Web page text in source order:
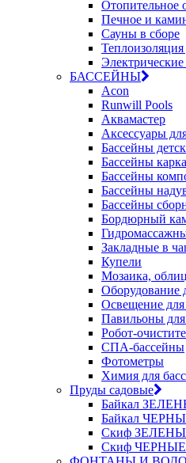
Отопительное
Печное и
Сауны в сборе
БАССЕЙНЫ
Acon
Runwill Pools
Аквамастер
Аксессуары
Бассейны
Бассейны
Бассейны
Бассейны
Бассейны
Бордюрный
Закладные в
Купели
Мозаика,
Оборудование
Освещение для
Павильоны для
Робот-
СПА-бассейны
Фотометры
Химия для
Пруды садовые
Байкал
Байкал
Скиф
Скиф ЧЕРНЫЕ